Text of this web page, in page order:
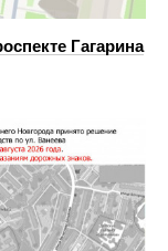
Гагарина